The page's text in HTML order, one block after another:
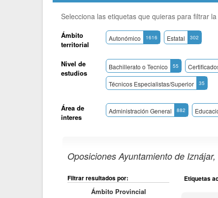
Selecciona las etiquetas que quieras para filtrar
Ámbito
territorial
Autonómico 1616 Estatal 302
Nivel de
estudios
Bachillerato o Tecnico 55
Técnicos Especialistas/Superior 35
Área de
interes
Administración General 882
Oposiciones Ayuntamiento de
Filtrar resultados por:
Ámbito Provincial
Etiquetas